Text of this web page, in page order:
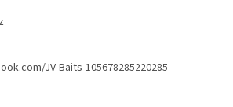
JV-Baits-105678285220285